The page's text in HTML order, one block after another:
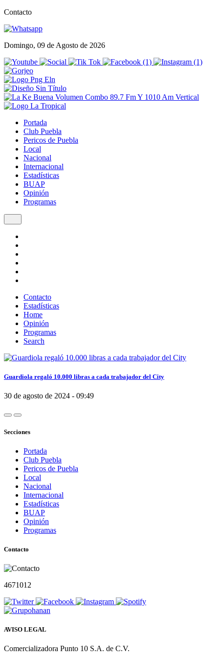
Contacto
Domingo, 09 de Agosto de 2026
Portada
Club Puebla
Pericos de Puebla
Local
Nacional
Internacional
Estadísticas
BUAP
Opinión
Programas
Contacto
Estadísticas
Home
Opinión
Programas
Search
Guardiola regaló 10.000 libras a cada trabajador del City
30 de agosto de 2024 - 09:49
Secciones
Portada
Club Puebla
Pericos de Puebla
Local
Nacional
Internacional
Estadísticas
BUAP
Opinión
Programas
Contacto
4671012
AVISO LEGAL
Comercializadora Punto 10 S.A. de C.V.